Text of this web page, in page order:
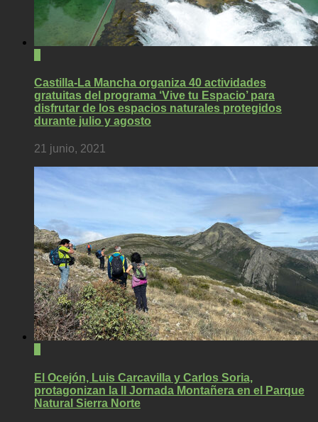
Castilla-La Mancha organiza 40 actividades
gratuitas del programa ‘Vive tu Espacio’ para
disfrutar de los espacios naturales protegidos
durante julio y agosto
21 junio, 2021
El Ocejón, Luis Carcavilla y Carlos Soria,
protagonizan la II Jornada Montañera en el Parque
Natural Sierra Norte